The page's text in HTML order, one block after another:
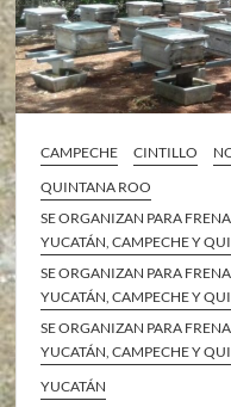
CAMPECHE CINTILLO
QUINTANA ROO
SE ORGANIZAN PARA
YUCATÁN, CAMPECHE Y
SE ORGANIZAN PARA
YUCATÁN, CAMPECHE Y
SE ORGANIZAN PARA
YUCATÁN, CAMPECHE Y
YUCATÁN